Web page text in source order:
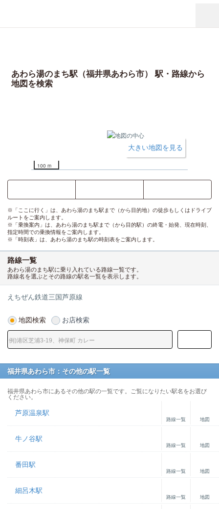
あわら湯のまち駅（福井県あわら市） 駅・路線から
地図を検索
100 m
大きい地図を見る
※「ここに行く」は、あわら湯のまち駅まで（から目的地）の徒歩もしくはドライブ
ルートをご案内します。
※「乗換案内」は、あわら湯のまち駅まで（から目的駅）の終電・始発、現在時刻、
指定時間での乗換情報をご案内します。
※「時刻表」は、あわら湯のまち駅の時刻表をご案内します。
路線一覧
あわら湯のまち駅に乗り入れている路線一覧です。
路線名を選ぶとその路線の駅名一覧を表示します。
えちぜん鉄道三国芦原線
地図検索 お店検索
福井県あわら市：その他の駅一覧
福井県あわら市にあるその他の駅の一覧です。ご覧になりたい駅名をお選び
ください。
芦原温泉駅
路線一覧 地図
牛ノ谷駅
路線一覧 地図
番田駅
路線一覧 地図
細呂木駅
路線一覧 地図